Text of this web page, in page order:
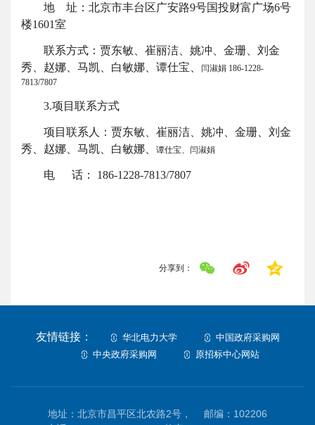
地 址：北京市丰台区广安路9号国投财富广场6号
楼1601室
联系方式：贾东敏、崔丽洁、姚冲、金珊、刘金
秀、赵娜、马凯、白敏娜、谭仕宝、
闫淑娟 186-1228-
7813/7807
3.项目联系方式
项目联系人：贾东敏、崔丽洁、姚冲、金珊、刘金
秀、赵娜、马凯、白敏娜、
谭仕宝、闫淑娟
电 话： 186-1228-7813/7807
分享到：
友情链接： 华北电力大学
中国政府采购网
中央政府采购网
原招标中心网站
地址：北京市昌平区北农路2号，
邮编：102206